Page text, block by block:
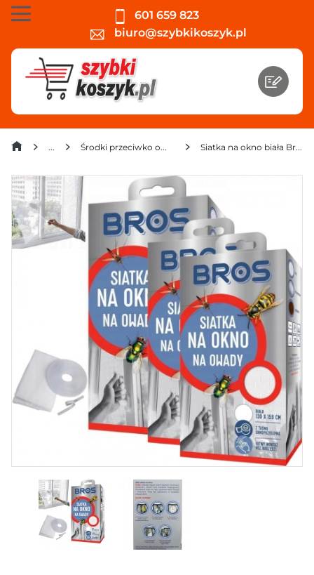
601 659 823
biuro@szybkikoszyk.pl
Środki przeciwko owadom, gryzoniom, kretom Siatka na okno biała Bros (130cm x 150cm) x 3 sztuki